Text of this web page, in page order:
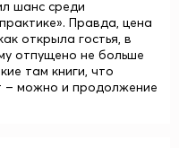
шанс среди
Правда, цена
открыла гостья, в
отпущено не больше
там книги, что
– можно и продолжение